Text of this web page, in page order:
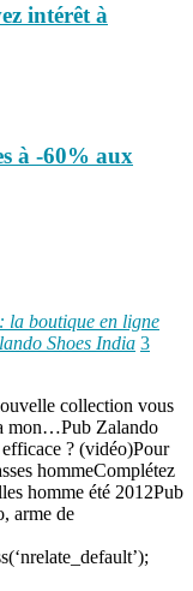
intérêt à
à -60% aux
la boutique en ligne
Shoes India 3
collection vous
mon…Pub Zalando
? (vidéo)Pour
hommeComplétez
homme été 2012Pub
arme de